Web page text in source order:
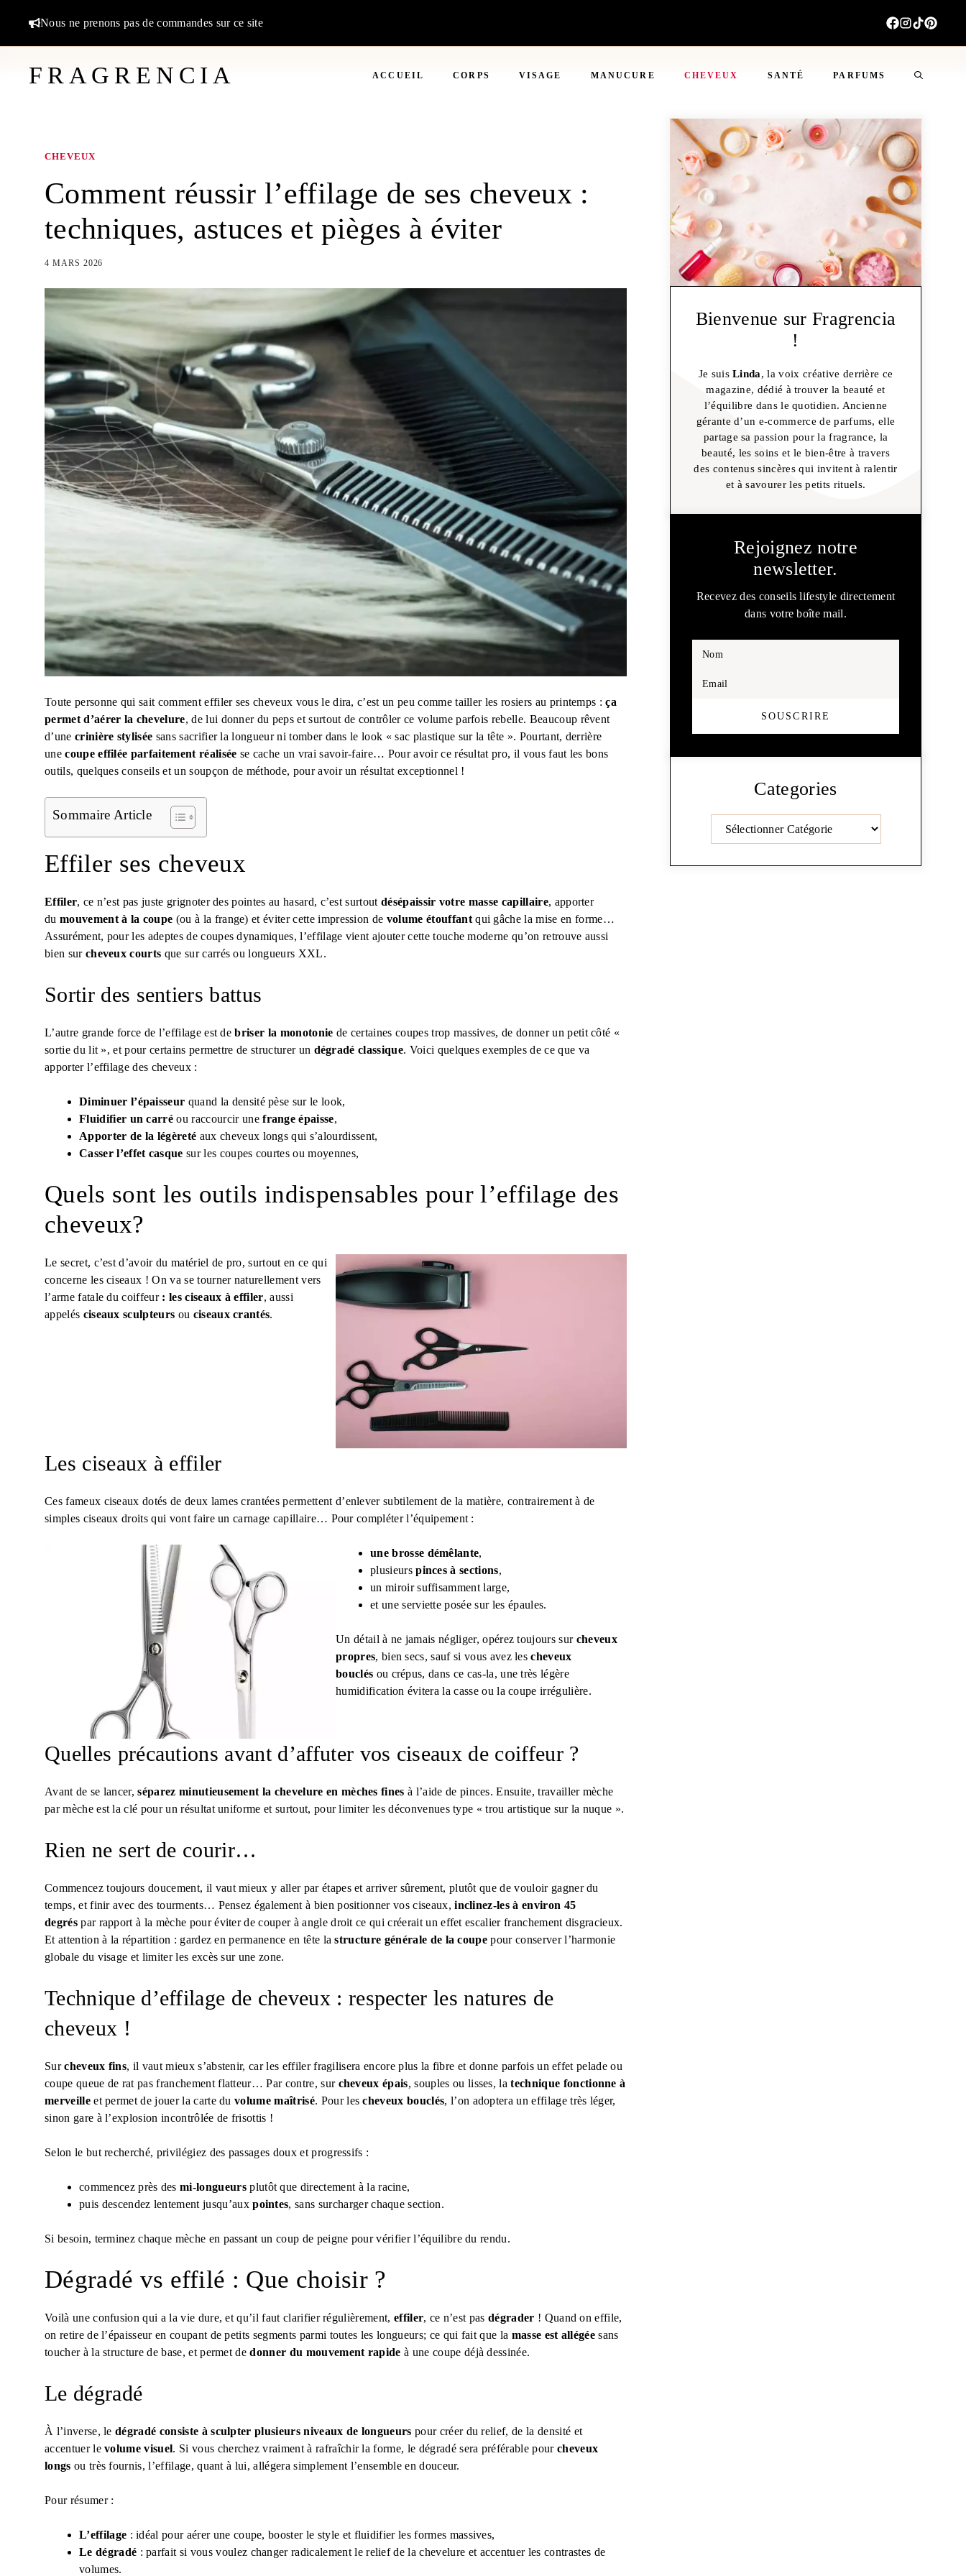
Nous ne prenons pas de commandes sur ce site
FRAGRENCIA ACCUEIL CORPS VISAGE MANUCURE CHEVEUX SANTÉ PARFUMS
CHEVEUX
Comment réussir l’effilage de ses cheveux :
techniques, astuces et pièges à éviter
4 MARS 2026
Toute personne qui sait comment effiler ses cheveux vous le dira, c’est un peu comme tailler les rosiers au printemps :ça
permet d’aérer la chevelure, de lui donner du peps et surtout de contrôler ce volume parfois rebelle. Beaucoup rêvent
d’une crinière stylisée sans sacrifier la longueur ni tomber dans le look « sac plastique sur la tête ». Pourtant, derrière
unecoupe effilée parfaitement réalisée se cache un vrai savoir-faire… Pour avoir ce résultat pro, il vous faut les bons
outils, quelques conseils et un soupçon de méthode, pour avoir un résultat exceptionnel !
Sommaire Article
Effiler ses cheveux
Effiler, ce n’est pas juste grignoter des pointes au hasard, c’est surtoutdésépaissir votre masse capillaire, apporter
du mouvement à la coupe (ou à la frange) et éviter cette impression de volume étouffantqui gâche la mise en forme…
Assurément, pour les adeptes de coupes dynamiques, l’effilage vient ajouter cette touche moderne qu’on retrouve aussi
bien sur cheveux courts que sur carrés ou longueurs XXL.
Sortir des sentiers battus
L’autre grande force de l’effilage est debriser la monotonie de certaines coupes trop massives, de donner un petit côté «
sortie du lit », et pour certains permettre de structurer un dégradé classique. Voici quelques exemples de ce que va
apporter l’effilage des cheveux :
Diminuer l’épaisseur quand la densité pèse sur le look,
Fluidifier un carré ou raccourcir unefrange épaisse,
Apporter de la légèreté aux cheveux longs qui s’alourdissent,
Casser l’effet casque sur les coupes courtes ou moyennes,
Quels sont les outils indispensables pour l’effilage des
cheveux?
Le secret, c’est d’avoir du matériel de pro, surtout en ce qui
concerne les ciseaux ! On va se tourner naturellement vers
l’arme fatale du coiffeur : les ciseaux à effiler, aussi
appelés ciseaux sculpteurs ou ciseaux crantés.
Les ciseaux à effiler
Ces fameux ciseaux dotés de deux lames crantées permettent d’enlever subtilement de la matière, contrairement à de
simples ciseaux droits qui vont faire un carnage capillaire… Pour compléter l’équipement :
une brosse démêlante,
plusieurspinces à sections,
un miroir suffisamment large,
et une serviette posée sur les épaules.
Un détail à ne jamais négliger, opérez toujours sur cheveux
propres, bien secs, sauf si vous avez lescheveux
bouclés ou crépus, dans ce cas-la, une très légère
humidification évitera la casse ou la coupe irrégulière.
Quelles précautions avant d’affuter vos ciseaux de coiffeur ?
Avant de se lancer,séparez minutieusement la chevelure en mèches fines à l’aide de pinces. Ensuite, travailler mèche
par mèche est la clé pour un résultat uniforme et surtout, pour limiter les déconvenues type « trou artistique sur la nuque ».
Rien ne sert de courir…
Commencez toujours doucement, il vaut mieux y aller par étapes et arriver sûrement, plutôt que de vouloir gagner du
temps, et finir avec des tourments… Pensez également à bien positionner vos ciseaux,inclinez-les à environ 45
degréspar rapport à la mèche pour éviter de couper à angle droit ce qui créerait un effet escalier franchement disgracieux.
Et attention à la répartition : gardez en permanence en tête lastructure générale de la coupe pour conserver l’harmonie
globale du visage et limiter les excès sur une zone.
Technique d’effilage de cheveux : respecter les natures de
cheveux !
Surcheveux fins, il vaut mieux s’abstenir, car les effiler fragilisera encore plus la fibre et donne parfois un effet pelade ou
coupe queue de rat pas franchement flatteur… Par contre, sur cheveux épais, souples ou lisses, latechnique fonctionne à
merveilleet permet de jouer la carte duvolume maîtrisé. Pour lescheveux bouclés, l’on adoptera un effilage très léger,
sinon gare à l’explosion incontrôlée de frisottis !
Selon le but recherché, privilégiez des passages doux et progressifs :
commencez près desmi-longueursplutôt que directement à la racine,
puis descendez lentement jusqu’auxpointes, sans surcharger chaque section.
Si besoin, terminez chaque mèche en passant un coup de peigne pour vérifier l’équilibre du rendu.
Dégradé vs effilé : Que choisir ?
Voilà une confusion qui a la vie dure, et qu’il faut clarifier régulièrement, effiler, ce n’est pasdégrader ! Quand on effile,
on retire de l’épaisseur en coupant de petits segments parmi toutes les longueurs; ce qui fait que la masse est allégée sans
toucher à la structure de base, et permet dedonner du mouvement rapide à une coupe déjà dessinée.
Le dégradé
À l’inverse, ledégradé consiste à sculpter plusieurs niveaux de longueurs pour créer du relief, de la densité et
accentuer levolume visuel. Si vous cherchez vraiment à rafraîchir la forme, le dégradé sera préférable pour cheveux
longs ou très fournis, l’effilage, quant à lui, allégera simplement l’ensemble en douceur.
Pour résumer :
L’effilage : idéal pour aérer une coupe, booster le style et fluidifier les formes massives,
Le dégradé : parfait si vous voulez changer radicalement le relief de la chevelure et accentuer les contrastes de
volumes.
Bienvenue sur Fragrencia
!
Je suisLinda, la voix créative derrière ce
magazine, dédié à trouver la beauté et
l’équilibre dans le quotidien. Ancienne
gérante d’un e-commerce de parfums, elle
partage sa passion pour la fragrance, la
beauté, les soins et le bien-être à travers
des contenus sincères qui invitent à ralentir
et à savourer les petits rituels.
Rejoignez notre
newsletter.
Recevez des conseils lifestyle directement
dans votre boîte mail.
Nom
Email
SOUSCRIRE
Categories
Catégories